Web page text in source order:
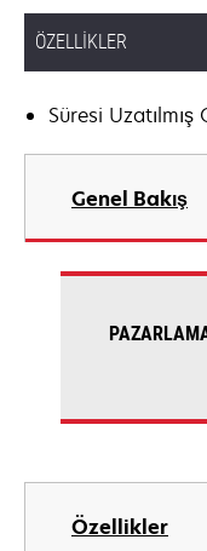
ÖZELLIKLER
Süresi
Genel Bakış
Özellikler